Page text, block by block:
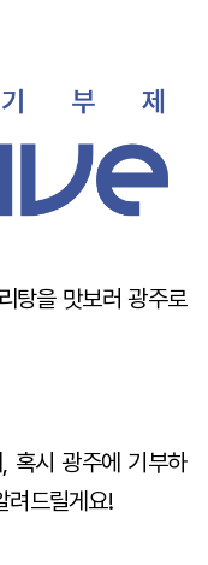
탕을 맛보러 광주로
혹시 광주에 기부하
려드릴게요!